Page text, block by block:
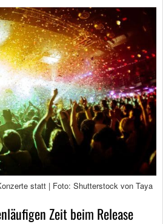
statt | Foto: Shutterstock von Taya
Zeit beim Release